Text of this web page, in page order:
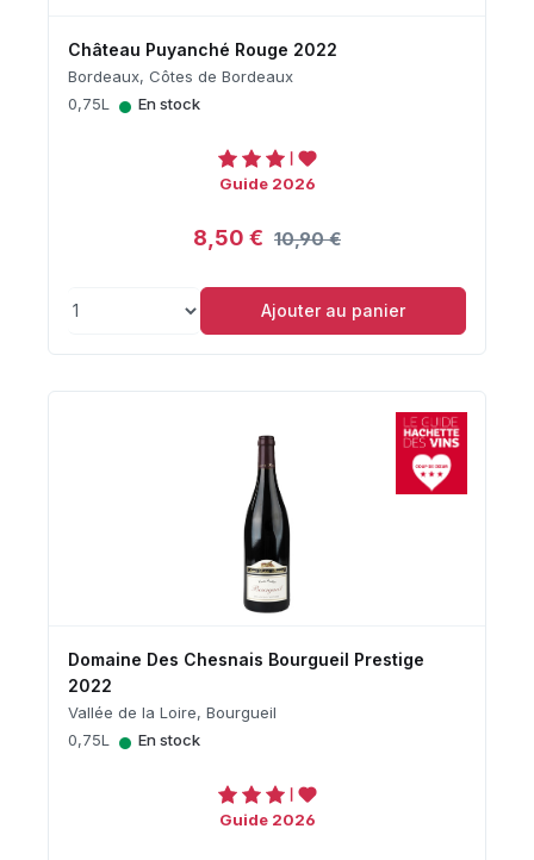
Château Puyanché Rouge 2022
Bordeaux, Côtes de Bordeaux
0,75L
• En stock
Guide 2026
8,50 € 10,90 €
Ajouter au panier
Domaine Des Chesnais Bourgueil Prestige
2022
Vallée de la Loire, Bourgueil
0,75L
• En stock
Guide 2026